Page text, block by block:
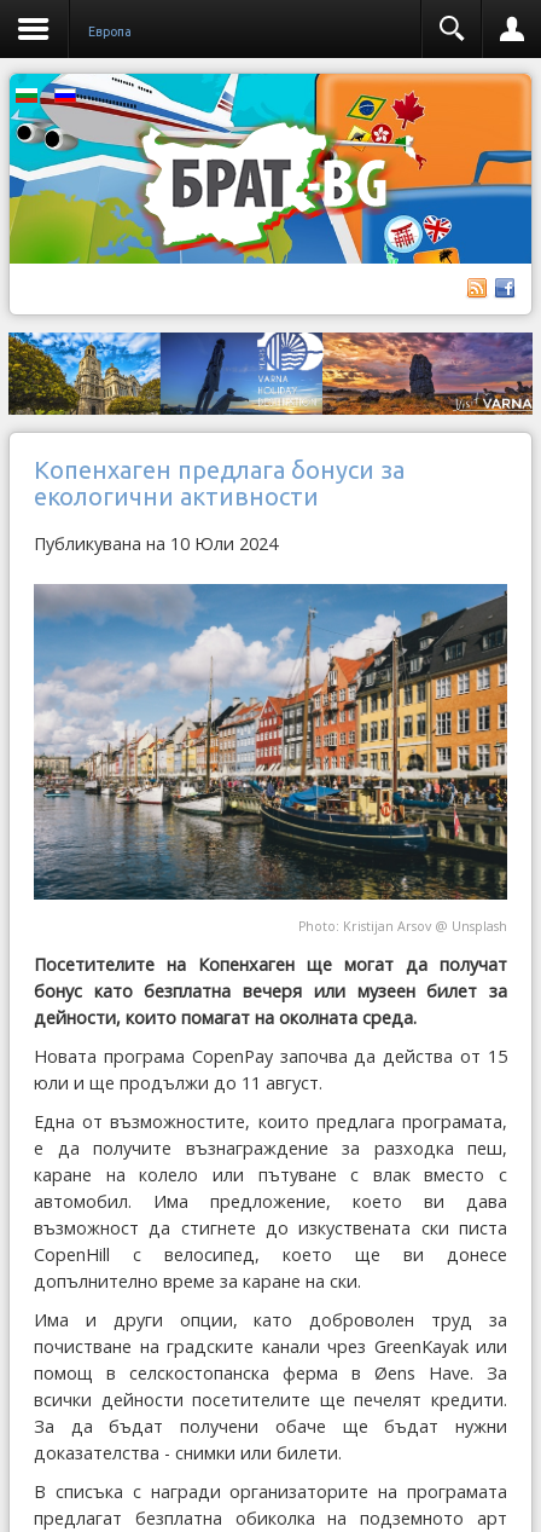
Европа
Копенхаген предлага бонуси за
екологични активности
Публикувана на 10 Юли 2024
Photo: Kristijan Arsov @ Unsplash
Посетителите на Копенхаген ще могат да получат
бонус като безплатна вечеря или музеен билет за
дейности, които помагат на околната среда.
Новата програма CopenPay започва да действа от 15
юли и ще продължи до 11 август.
Една от възможностите, които предлага програмата,
е да получите възнаграждение за разходка пеш,
каране на колело или пътуване с влак вместо с
автомобил. Има предложение, което ви дава
възможност да стигнете до изкуствената ски писта
CopenHill с велосипед, което ще ви донесе
допълнително време за каране на ски.
Има и други опции, като доброволен труд за
почистване на градските канали чрез GreenKayak или
помощ в селскостопанска ферма в Øens Have. За
всички дейности посетителите ще печелят кредити.
За да бъдат получени обаче ще бъдат нужни
доказателства - снимки или билети.
В списъка с награди организаторите на програмата
предлагат безплатна обиколка на подземното арт